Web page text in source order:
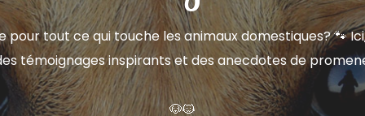
pour tout ce qui touche les animaux domestiques? 🐾
témoignages inspirants et des anecdotes de
🐶🐱